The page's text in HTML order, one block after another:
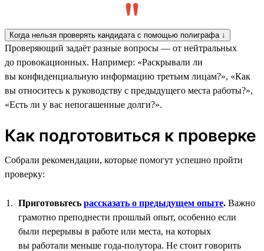
Когда нельзя проверять кандидата с помощью полиграфа ↓
Проверяющий задаёт разные вопросы — от нейтральных
до провокационных. Например: «Раскрывали ли
вы конфиденциальную информацию третьим лицам?», «Как
вы относитесь к руководству с предыдущего места работы?»,
«Есть ли у вас непогашенные долги?».
Как подготовиться к проверке
Собрали рекомендации, которые помогут успешно пройти
проверку:
Приготовьтесь рассказать о предыдущем опыте. Важно
грамотно преподнести прошлый опыт, особенно если
были перерывы в работе или места, на которых
вы работали меньше года-полутора. Не стоит говорить